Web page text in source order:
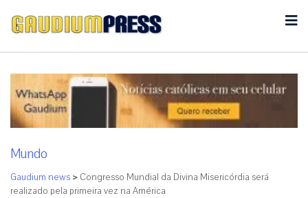
Mundo
Gaudium news > Congresso Mundial da Divina Misericórdia será
realizado pela primeira vez na América